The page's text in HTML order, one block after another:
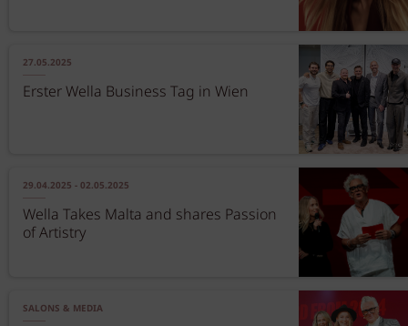
27.05.2025
Erster Wella Business Tag in Wien
29.04.2025 - 02.05.2025
Wella Takes Malta and shares Passion
of Artistry
SALONS & MEDIA